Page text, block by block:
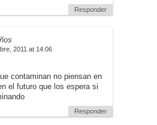
Responder
2011 at 14:06
contaminan no piensan en
el futuro que los espera si
Responder